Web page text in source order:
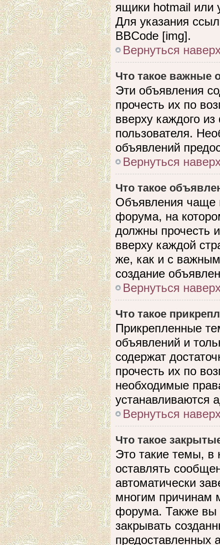
ящики hotmail или
Для указания
BBCode [img].
Вернуться
Что такое важные
Эти объявления
прочесть их по
вверху каждого
пользователя.
объявлений
Вернуться
Что такое
Объявления чаще
форума, на
должны прочесть
вверху каждой
же, как и с
создание
Вернуться
Что такое
Прикрепленные
объявлений и
содержат
прочесть их по
необходимые
устанавливаются
Вернуться
Что такое
Это такие темы, в
оставлять
автоматически
многим причинам
форума. Также вы
закрывать
предоставленных